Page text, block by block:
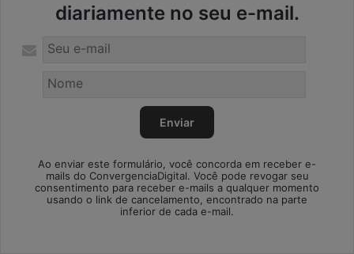
diariamente no seu e-mail.
Ao enviar este formulário, você concorda em receber e-
mails do ConvergenciaDigital. Você pode revogar seu
consentimento para receber e-mails a qualquer momento
usando o link de cancelamento, encontrado na parte
inferior de cada e-mail.